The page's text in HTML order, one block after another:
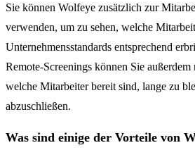
Sie können Wolfeye zusätzlich zur
verwenden, um zu sehen, welche
Unternehmensstandards entsprechend
Remote-Screenings können Sie
welche Mitarbeiter bereit sind, lange zu
abzuschließen.
Was sind einige der Vorteile von